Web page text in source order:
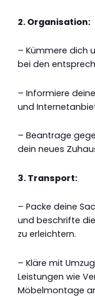
2. Organisation:
– Kümmere dich
bei den
– Informiere
und
– Beantrage
dein neues
3. Transport:
– Packe deine
und beschrifte
zu erleichtern.
– Kläre mit
Leistungen wie
Möbelmontage